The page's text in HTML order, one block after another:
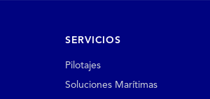
SERVICIOS
Pilotajes
Soluciones Marítimas